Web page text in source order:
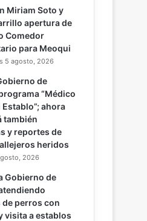
Miriam Soto y
apertura de
Comedor
para Meoqui
5 agosto, 2026
de
“Médico
ahora
también
y reportes de
heridos
2026
Gobierno de
perros con
visita a establos